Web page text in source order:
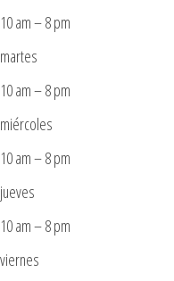
10 am – 8 pm
martes
10 am – 8 pm
miércoles
10 am – 8 pm
jueves
10 am – 8 pm
viernes